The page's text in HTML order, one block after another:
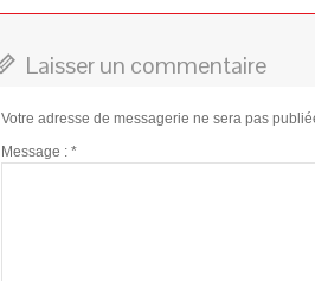
Laisser un commentaire
Votre adresse de messagerie ne sera pas
Message : *